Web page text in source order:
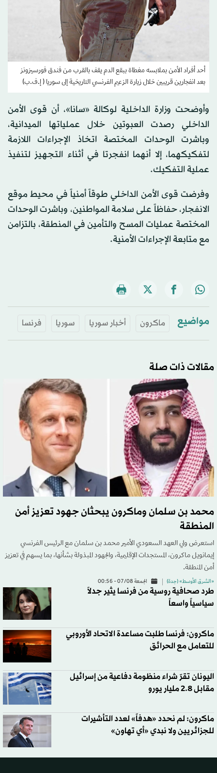
أحد أفراد الأمن بملابسه مغطاة ببقع الدم يقف بالقرب من فندق فورسيزونز
بعد انفجارين قريبين خلال زيارة الزعيم الفرنسي التاريخية إلى سوريا ( إ.ف.ب)
وأوضحت وزارة الداخلية لوكالة «سانا»، أن قوى الأمن
الداخلي رصدت العبوتين خلال عملياتها الميدانية،
وباشرت الوحدات المختصة اتخاذ الإجراءات اللازمة
لتفكيكهما، إلا أنهما انفجرتا في أثناء التجهيز لتنفيذ
عملية التفكيك.
وفرضت قوى الأمن الداخلي طوقاً أمنياً في محيط موقع
الانفجار، حفاظاً على سلامة المواطنين، وباشرت الوحدات
المختصة عمليات المسح والتأمين في المنطقة، بالتزامن
مع متابعة الإجراءات الأمنية.
مواضيع ماكرون أخبار سوريا سوريا فرنسا
مقالات ذات صلة
محمد بن سلمان وماكرون يبحثان جهود تعزيز أمن
المنطقة
استعرض ولي العهد السعودي الأمير محمد بن سلمان مع الرئيس الفرنسي
إيمانويل ماكرون، المستجدات الإقليمية، والجهود المبذولة بشأنها، بما يسهم في تعزيز
أمن المنطقة.
«الشرق الأوسط» (جدة) الجمعة 07/08 - 00:56
طرد صحافية روسية من فرنسا يثير جدلاً
سياسياً واسعاً
ماكرون: فرنسا طلبت مساعدة الاتحاد الأوروبي
للتعامل مع الحرائق
اليونان تقرّ شراء منظومة دفاعية من إسرائيل
مقابل 2.8 مليار يورو
ماكرون: لم نحدد «هدفاً» لعدد التأشيرات
للجزائريين ولا نبدي «أي تهاون»